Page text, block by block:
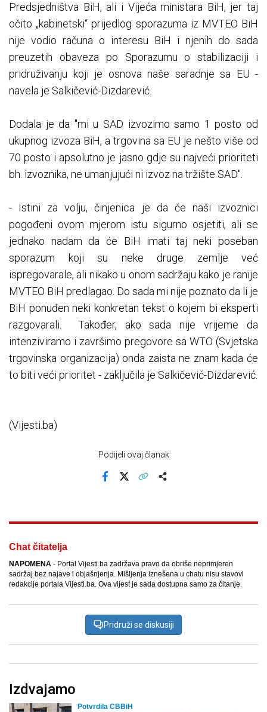
Predsjedništva BiH, ali i Vijeća ministara BiH, jer taj
očito „kabinetski“ prijedlog sporazuma iz MVTEO BiH
nije vodio računa o interesu BiH i njenih do sada
preuzetih obaveza po Sporazumu o stabilizaciji i
pridruživanju koji je osnova naše saradnje sa EU -
navela je Salkičević-Dizdarević.
Dodala je da "mi u SAD izvozimo samo 1 posto od
ukupnog izvoza BiH, a trgovina sa EU je nešto više od
70 posto i apsolutno je jasno gdje su najveći prioriteti
bh. izvoznika, ne umanjujući ni izvoz na tržište SAD".
- Istini za volju, činjenica je da će naši izvoznici
pogođeni ovom mjerom istu sigurno osjetiti, ali se
jednako nadam da će BiH imati taj neki poseban
sporazum koji su neke druge zemlje već
ispregovarale, ali nikako u onom sadržaju kako je ranije
MVTEO BiH predlagao. Do sada mi nije poznato da li je
BiH ponuđen neki konkretan tekst o kojem bi eksperti
razgovarali. Također, ako sada nije vrijeme da
intenziviramo i završimo pregovore sa WTO (Svjetska
trgovinska organizacija) onda zaista ne znam kada će
to biti veći prioritet - zaključila je Salkičević-Dizdarević.
(Vijesti.ba)
Podijeli ovaj članak
Chat čitatelja
NAPOMENA - Portal Vijesti.ba zadržava pravo da obriše neprimjeren
sadržaj bez najave i objašnjenja. Mišljenja iznešena u chatu nisu stavovi
redakcije portala Vijesti.ba. Ova vijest je sada dostupna samo za čitanje.
Pridruži se diskusiji
Izdvajamo
Potvrdila CBBiH